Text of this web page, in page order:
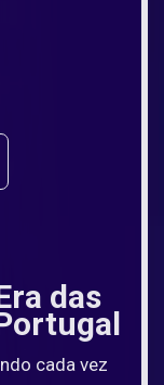
das
cada vez